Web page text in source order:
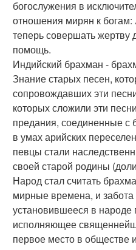
богослужения в
отношения мирян к богам:
теперь совершать
помощь.
Индийский брахман -
Знание старых песен,
сопровождавших эти
которых сложили эти
предания, соединенные с
в умах арийских
певцы стали
своей старой родины
Народ стал считать
мирные времена, и
установившееся в народе
исполняющее
первое место в обществе